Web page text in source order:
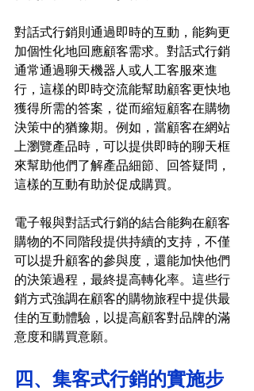
對話式行銷則通過即時的互動，能夠更
加個性化地回應顧客需求。對話式行銷
通常通過聊天機器人或人工客服來進
行，這樣的即時交流能幫助顧客更快地
獲得所需的答案，從而縮短顧客在購物
決策中的猶豫期。例如，當顧客在網站
上瀏覽產品時，可以提供即時的聊天框
來幫助他們了解產品細節、回答疑問，
這樣的互動有助於促成購買。
電子報與對話式行銷的結合能夠在顧客
購物的不同階段提供持續的支持，不僅
可以提升顧客的參與度，還能加快他們
的決策過程，最終提高轉化率。這些行
銷方式強調在顧客的購物旅程中提供最
佳的互動體驗，以提高顧客對品牌的滿
意度和購買意願。
四、集客式行銷的實施步